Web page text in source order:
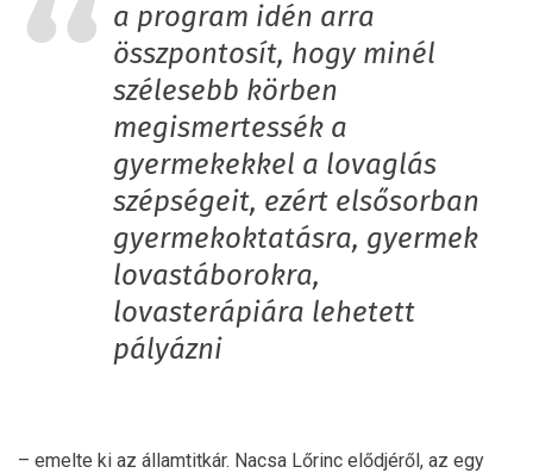
a program idén arra
összpontosít, hogy minél
szélesebb körben
megismertessék a
gyermekekkel a lovaglás
szépségeit, ezért elsősorban
gyermekoktatásra, gyermek
lovastáborokra,
lovasterápiára lehetett
pályázni
– emelte ki az államtitkár. Nacsa Lőrinc elődjéről, az egy